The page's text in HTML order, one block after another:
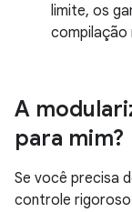
limite, os
compilação
A
para mim?
Se você precisa
controle rigoroso